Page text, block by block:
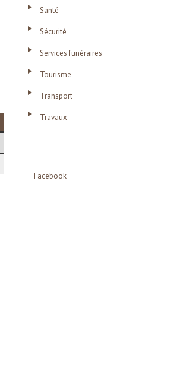
Santé
Sécurité
Services funéraires
Tourisme
Transport
Travaux
Facebook